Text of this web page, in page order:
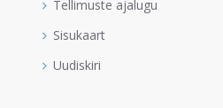
Tellimuste ajalugu
Sisukaart
Uudiskiri